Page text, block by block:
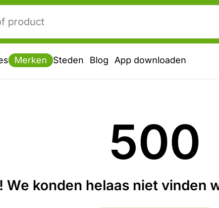
Merken Steden Blog App downloaden
500
We konden helaas niet vinden